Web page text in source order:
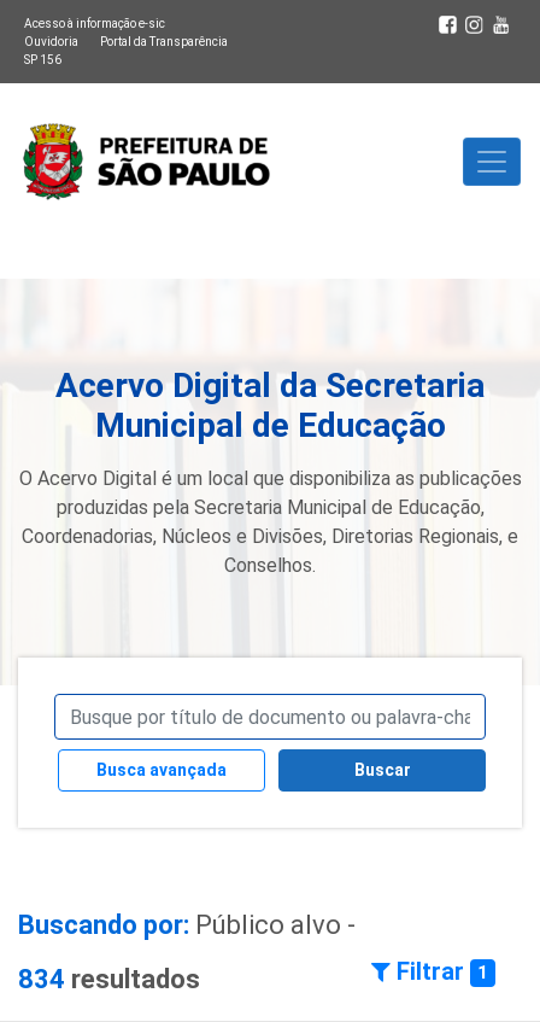
Acesso à informação e-sic
Ouvidoria
Portal da Transparência
SP 156
Acervo Digital da Secretaria
Municipal de Educação
O Acervo Digital é um local que disponibiliza as publicações
produzidas pela Secretaria Municipal de Educação,
Coordenadorias, Núcleos e Divisões, Diretorias Regionais, e
Conselhos.
Busca avançada Buscar
Buscando por: Público alvo -
834 resultados Filtrar 1